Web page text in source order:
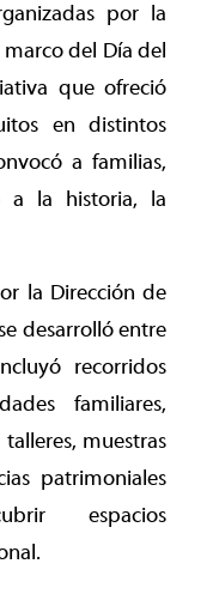
por la
del Día del
que ofreció
en distintos
a familias,
a la historia, la
la Dirección de
desarrolló entre
recorridos
familiares,
muestras
patrimoniales
espacios